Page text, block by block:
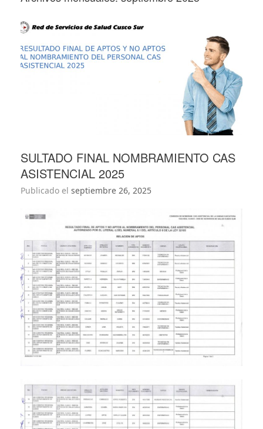
SULTADO FINAL NOMBRAMIENTO CAS
ASISTENCIAL 2025
Publicado el septiembre 26, 2025